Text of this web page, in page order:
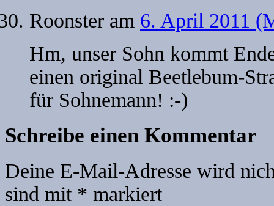
Roonster am 6. April 2011
Hm, unser Sohn kommt
einen original Beetlebum-
für Sohnemann! :-)
Schreibe einen Kommentar
Deine E-Mail-Adresse wird
sind mit * markiert